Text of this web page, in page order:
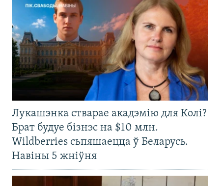
Лукашэнка стварае акадэмію для Колі?
Брат будуе бізнэс на $10 млн.
Wildberries сьпяшаецца ў Беларусь.
Навіны 5 жніўня